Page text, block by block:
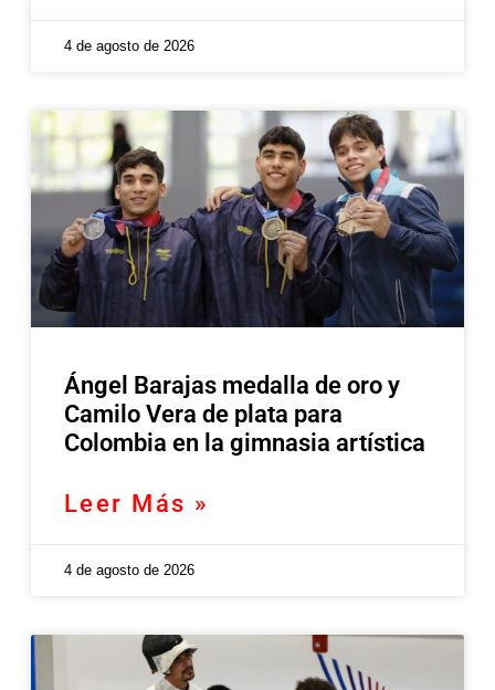
4 de agosto de 2026
Ángel Barajas medalla de oro y
Camilo Vera de plata para
Colombia en la gimnasia artística
Leer Más »
4 de agosto de 2026